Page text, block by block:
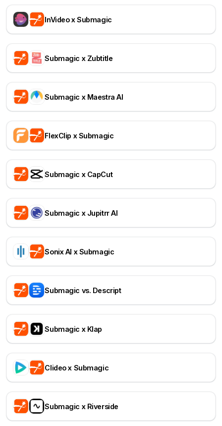
InVideo x Submagic
Submagic x Zubtitle
Submagic x Maestra AI
FlexClip x Submagic
Submagic x CapCut
Submagic x Jupitrr AI
Sonix AI x Submagic
Submagic vs. Descript
Submagic x Klap
Clideo x Submagic
Submagic x Riverside